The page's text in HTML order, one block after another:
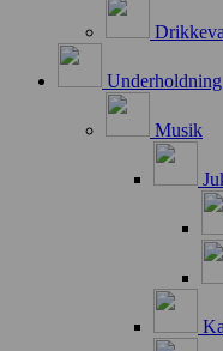
Underholdning
Musik